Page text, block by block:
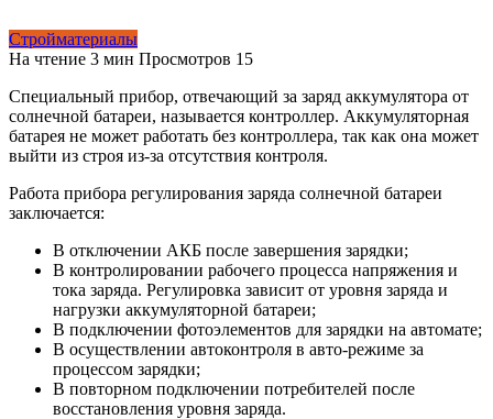
Стройматериалы
На чтение 3 мин Просмотров 15
Специальный прибор, отвечающий за заряд аккумулятора от
солнечной батареи, называется контроллер. Аккумуляторная
батарея не может работать без контроллера, так как она может
выйти из строя из-за отсутствия контроля.
Работа прибора регулирования заряда солнечной батареи
заключается:
В отключении АКБ после завершения зарядки;
В контролировании рабочего процесса напряжения и
тока заряда. Регулировка зависит от уровня заряда и
нагрузки аккумуляторной батареи;
В подключении фотоэлементов для зарядки на автомате;
В осуществлении автоконтроля в авто-режиме за
процессом зарядки;
В повторном подключении потребителей после
восстановления уровня заряда.